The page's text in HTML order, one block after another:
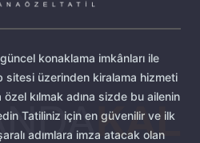
konaklama imkânları ile
üzerinden kiralama hizmeti
kılmak adına sizde bu ailenin
Tatiliniz için en güvenilir ve ilk
adımlara imza atacak olan